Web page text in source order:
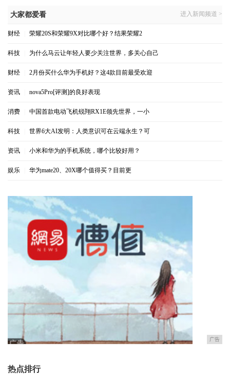
大家都爱看 进入新闻频道 >
财经 荣耀20S和荣耀9X对比哪个好？结果荣耀2
科技 为什么马云让年轻人要少关注世界，多关心自己
财经 2月份买什么华为手机好？这4款目前最受欢迎
资讯 nova5Pro[评测]的良好表现
消费 中国首款电动飞机锐翔RX1E领先世界，一小
科技 世界6大AI发明：人类意识可在云端永生？可
资讯 小米和华为的手机系统，哪个比较好用？
娱乐 华为mate20、20X哪个值得买？目前更
广告
热点排行